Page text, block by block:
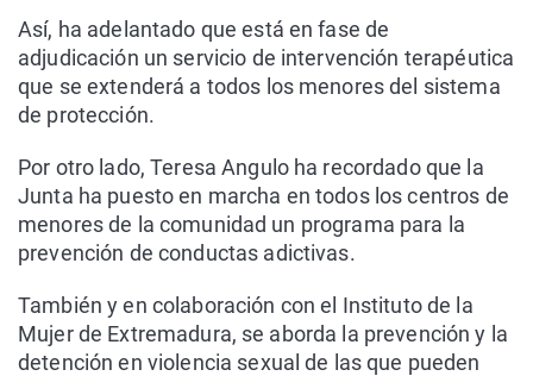
Así, ha adelantado que está en fase de
adjudicación un servicio de intervención terapéutica
que se extenderá a todos los menores del sistema
de protección.
Por otro lado, Teresa Angulo ha recordado que la
Junta ha puesto en marcha en todos los centros de
menores de la comunidad un programa para la
prevención de conductas adictivas.
También y en colaboración con el Instituto de la
Mujer de Extremadura, se aborda la prevención y la
detención en violencia sexual de las que pueden